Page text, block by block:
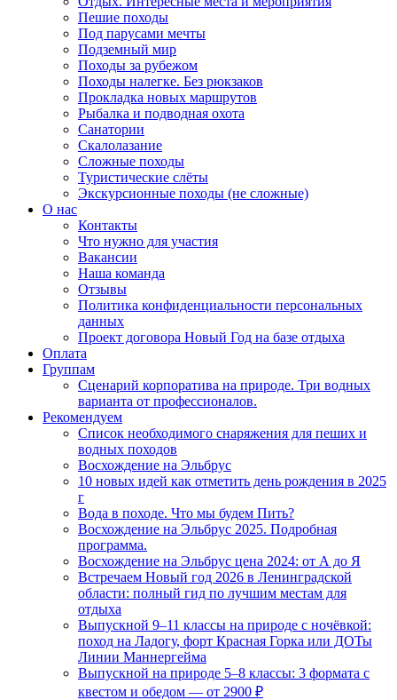
Пешие походы
Под парусами мечты
Подземный мир
Походы за рубежом
Походы налегке. Без рюкзаков
Прокладка новых маршрутов
Рыбалка и подводная охота
Санатории
Скалолазание
Сложные походы
Туристические слёты
Экскурсионные походы (не сложные)
О нас
Контакты
Что нужно для участия
Вакансии
Наша команда
Отзывы
Политика конфиденциальности персональных
данных
Проект договора Новый Год на базе отдыха
Оплата
Группам
Сценарий корпоратива на природе. Три водных
варианта от профессионалов.
Рекомендуем
Список необходимого снаряжения для пеших и
водных походов
Восхождение на Эльбрус
10 новых идей как отметить день рождения в 2025
г
Вода в походе. Что мы будем Пить?
Восхождение на Эльбрус 2025. Подробная
программа.
Восхождение на Эльбрус цена 2024: от А до Я
Встречаем Новый год 2026 в Ленинградской
области: полный гид по лучшим местам для
отдыха
Выпускной 9–11 классы на природе с ночёвкой:
поход на Ладогу, форт Красная Горка или ДОТы
Линии Маннергейма
Выпускной на природе 5–8 классы: 3 формата с
квестом и обедом — от 2900 ₽